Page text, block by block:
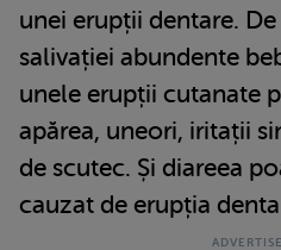
unei erupții dentare.
salivației abundente
unele erupții cutanate
apărea, uneori, iritații
de scutec. Și diareea
cauzat de erupția